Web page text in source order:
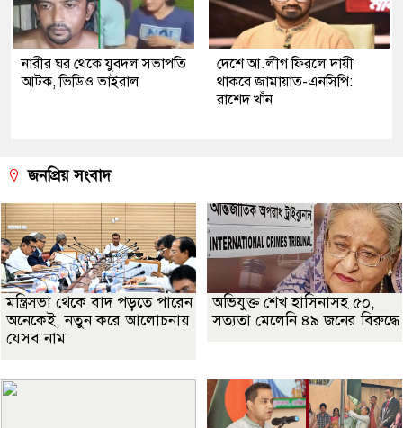
নারীর ঘর থেকে যুবদল সভাপতি
আটক, ভিডিও ভাইরাল
দেশে আ.লীগ ফিরলে দায়ী
থাকবে জামায়াত-এনসিপি:
রাশেদ খাঁন
জনপ্রিয় সংবাদ
মন্ত্রিসভা থেকে বাদ পড়তে পারেন
অনেকেই, নতুন করে আলোচনায়
যেসব নাম
অভিযুক্ত শেখ হাসিনাসহ ৫০,
সত্যতা মেলেনি ৪৯ জনের বিরুদ্ধে